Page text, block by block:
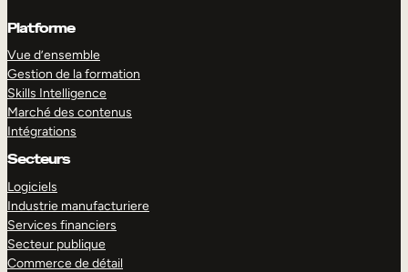
Platforme
Vue d’ensemble
Gestion de la formation
Skills Intelligence
Marché des contenus
Intégrations
Secteurs
Logiciels
Industrie manufacturiere
Services financiers
Secteur publique
Commerce de détail